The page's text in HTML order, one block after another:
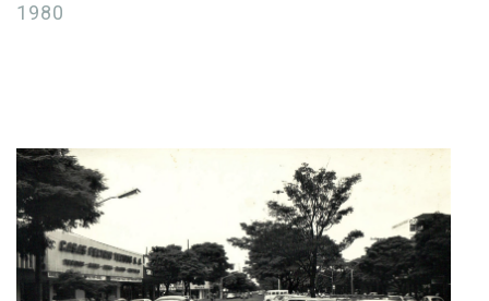
1980